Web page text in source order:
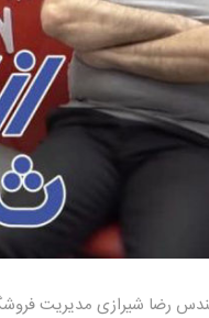
رضا شیرازی مدیریت